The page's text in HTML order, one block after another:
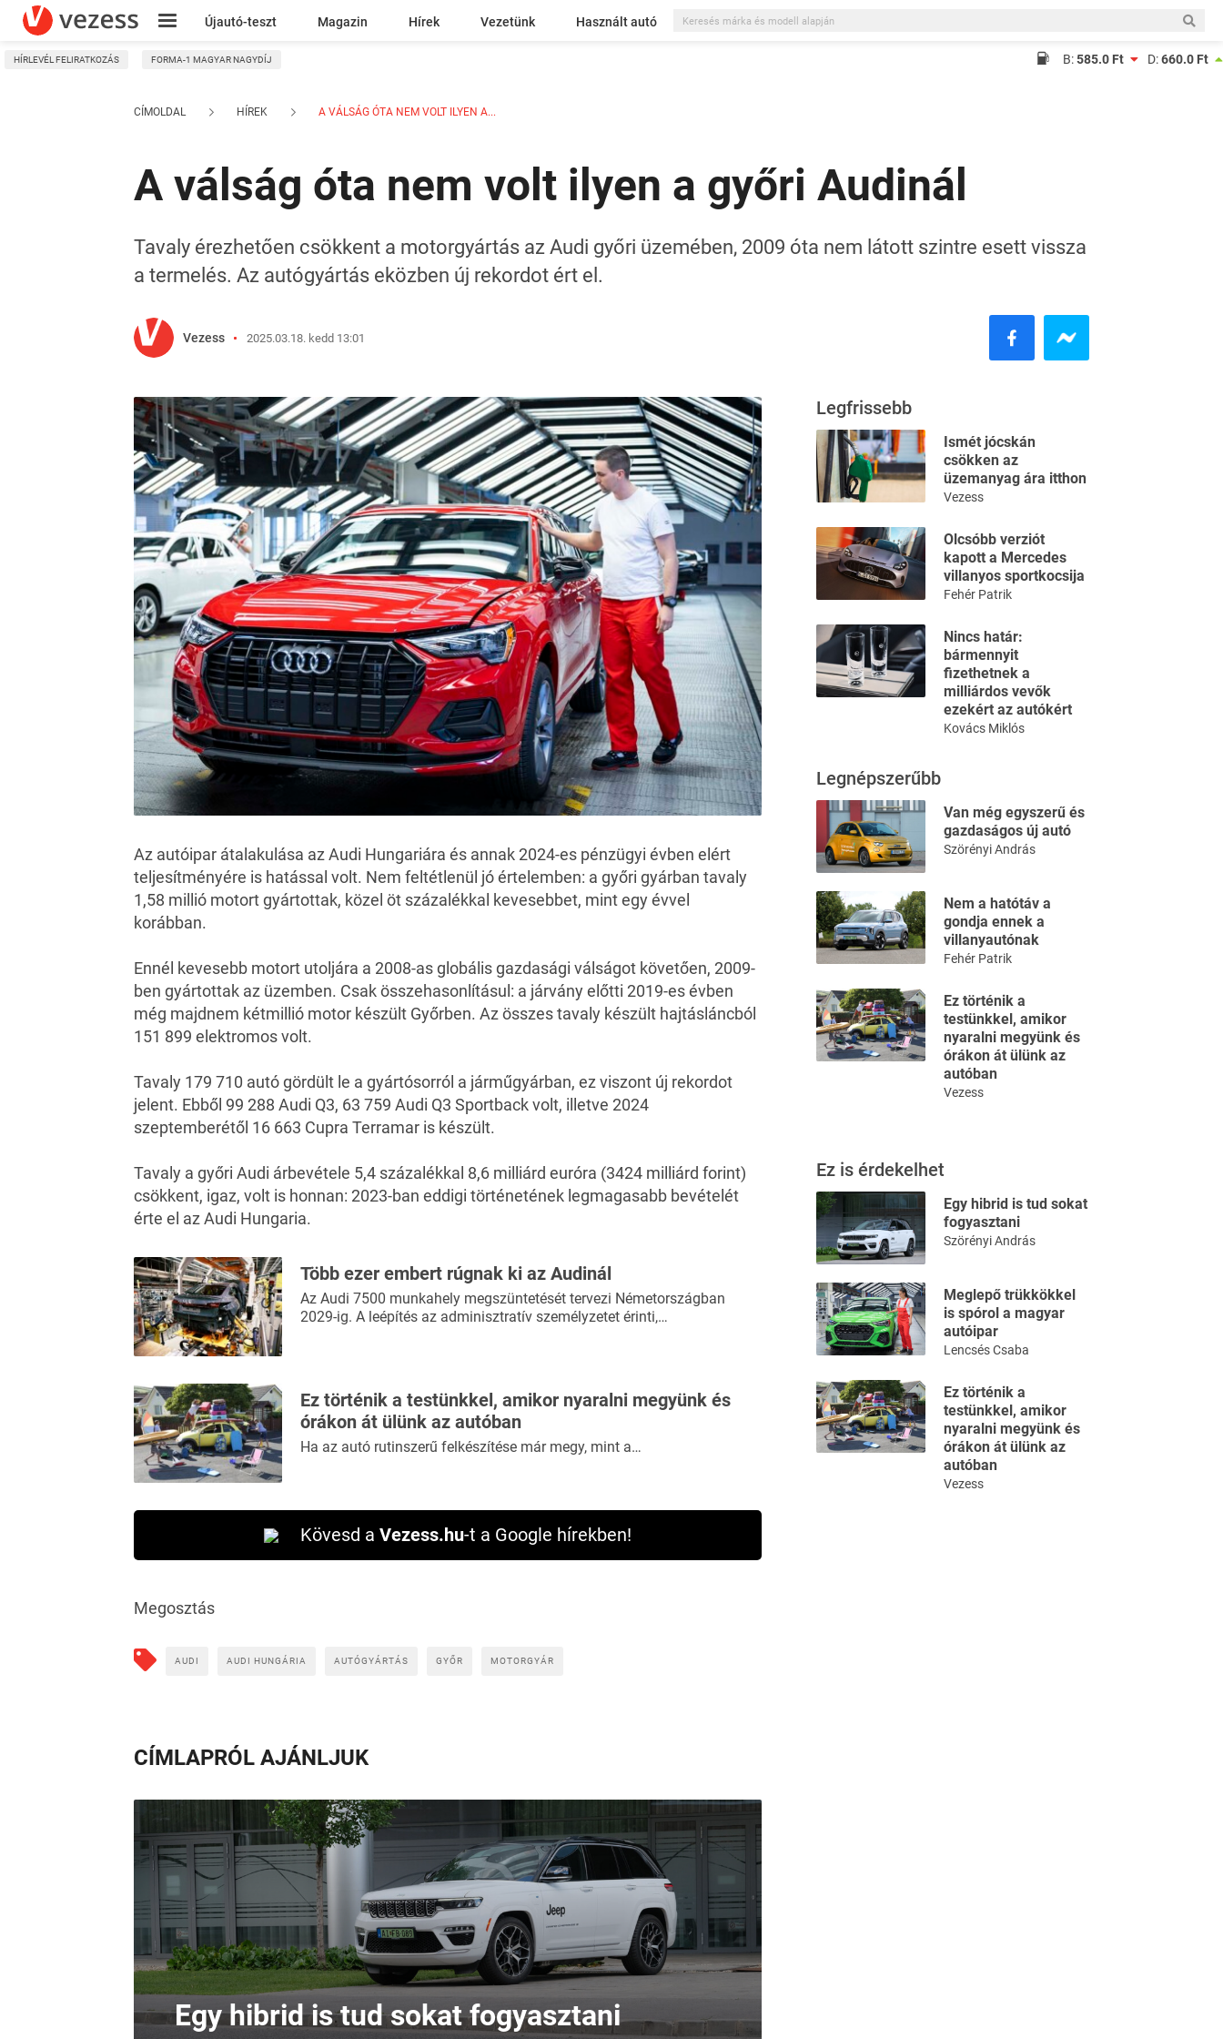
Újautó-teszt Magazin Hírek Vezetünk Használt autó
Kresz
HÍRLEVÉL FELIRATKOZÁS FORMA-1 MAGYAR NAGYDÍJ B:585.0 Ft D:660.0 Ft
CÍMOLDAL HÍREK A VÁLSÁG ÓTA NEM VOLT ILYEN A...
A válság óta nem volt ilyen a győri Audinál
Tavaly érezhetően csökkent a motorgyártás az Audi győri üzemében, 2009 óta nem látott szintre esett vissza
a termelés. Az autógyártás eközben új rekordot ért el.
Vezess 2025.03.18. kedd 13:01
Az autóipar átalakulása azAudi Hungariára és annak 2024-es pénzügyi évben elért
teljesítményére is hatással volt. Nem feltétlenül jó értelemben: a győri gyárban tavaly
1,58 millió motort gyártottak, közel öt százalékkal kevesebbet, mint egy évvel
korábban.
Ennél kevesebb motort utoljára a 2008-as globális gazdasági válságot követően, 2009-
ben gyártottak az üzemben. Csak összehasonlításul: a járvány előtti 2019-es évben
még majdnem kétmillió motor készült Győrben. Az összes tavaly készült hajtásláncból
151 899 elektromos volt.
Tavaly 179 710 autó gördült le a gyártósorról a járműgyárban, ez viszont új rekordot
jelent. Ebből 99 288 Audi Q3, 63 759 Audi Q3 Sportback volt, illetve 2024
szeptemberétől 16 663 Cupra Terramar is készült.
Tavaly a győri Audi árbevétele 5,4 százalékkal 8,6 milliárd euróra (3424 milliárd forint)
csökkent, igaz, volt is honnan: 2023-ban eddigi történetének legmagasabb bevételét
érte el az Audi Hungaria.
Több ezer embert rúgnak ki az Audinál
Az Audi 7500 munkahely megszüntetését tervezi Németországban
2029-ig. A leépítés az adminisztratív személyzetet érinti,…
Ez történik a testünkkel, amikor nyaralni megyünk és
órákon át ülünk az autóban
Ha az autó rutinszerű felkészítése már megy, mint a…
Kövesd a Vezess.hu-t a Google hírekben!
Megosztás
AUDI AUDI HUNGÁRIA AUTÓGYÁRTÁS GYŐR MOTORGYÁR
CÍMLAPRÓL AJÁNLJUK
Egy hibrid is tud sokat fogyasztani
Legfrissebb
Ismét jócskán
csökken az
üzemanyag ára itthon
Vezess
Olcsóbb verziót
kapott a Mercedes
villanyos sportkocsija
Fehér Patrik
Nincs határ:
bármennyit
fizethetnek a
milliárdos vevők
ezekért az autókért
Kovács Miklós
Legnépszerűbb
Van még egyszerű és
gazdaságos új autó
Szörényi András
Nem a hatótáv a
gondja ennek a
villanyautónak
Fehér Patrik
Ez történik a
testünkkel, amikor
nyaralni megyünk és
órákon át ülünk az
autóban
Vezess
Ez is érdekelhet
Egy hibrid is tud sokat
fogyasztani
Szörényi András
Meglepő trükkökkel
is spórol a magyar
autóipar
Lencsés Csaba
Ez történik a
testünkkel, amikor
nyaralni megyünk és
órákon át ülünk az
autóban
Vezess